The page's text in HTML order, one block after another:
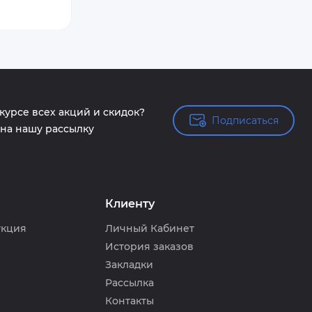
всех акций и скидок?
нашу рассылку
Подписаться
Подписаться
Клиенту
Личный Кабинет
История заказов
Закладки
Рассылка
Контакты